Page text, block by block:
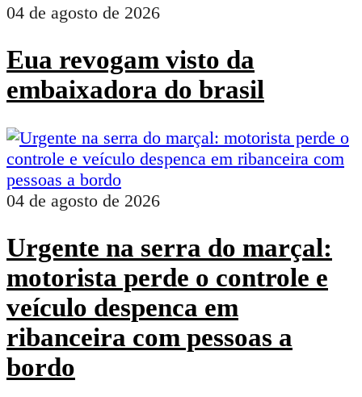
04 de agosto de 2026
Eua revogam visto da
embaixadora do brasil
04 de agosto de 2026
Urgente na serra do marçal:
motorista perde o controle e
veículo despenca em
ribanceira com pessoas a
bordo